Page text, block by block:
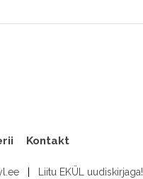
Kontakt
Liitu EKÜL uudiskirjaga!